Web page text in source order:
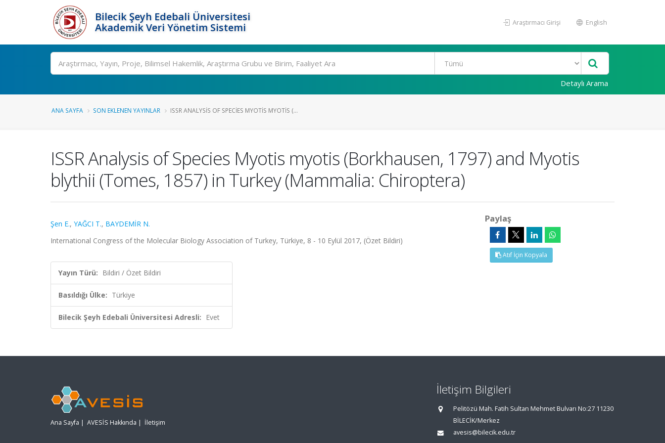
Bilecik Şeyh Edebali Üniversitesi
Akademik Veri Yönetim Sistemi
Araştırmacı Girişi English
Ara
Detaylı Arama
ANA SAYFA SON EKLENEN YAYINLAR ISSR ANALYSIS OF SPECIES MYOTIS MYOTIS (...
ISSR Analysis of Species Myotis myotis (Borkhausen, 1797) and Myotis
blythii (Tomes, 1857) in Turkey (Mammalia: Chiroptera)
Şen E., YAĞCI T., BAYDEMİR N.
International Congress of the Molecular Biology Association of Turkey, Türkiye, 8 - 10 Eylül 2017, (Özet Bildiri)
Yayın Türü: Bildiri / Özet Bildiri
Basıldığı Ülke: Türkiye
Bilecik Şeyh Edebali Üniversitesi Adresli: Evet
Paylaş
Atıf İçin Kopyala
Ana Sayfa | AVESİS Hakkında | İletişim
İletişim Bilgileri
Pelitözü Mah. Fatih Sultan Mehmet Bulvarı No:27 11230
BİLECİK/Merkez
avesis@bilecik.edu.tr